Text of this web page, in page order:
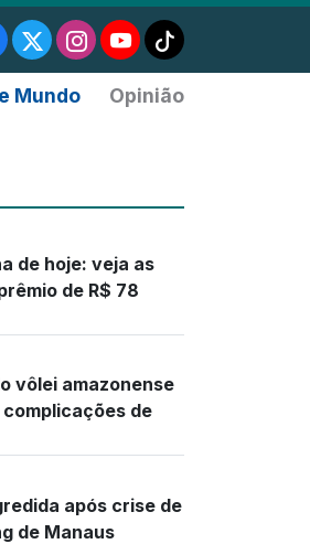
Mundo Opinião
de hoje: veja as
de R$ 78
vôlei amazonense
complicações de
após crise de
de Manaus